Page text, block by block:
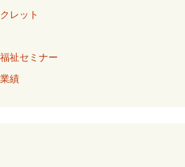
レット
祉セミナー
績